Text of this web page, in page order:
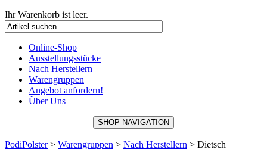
Ihr Warenkorb ist leer.
Online-Shop
Ausstellungsstücke
Nach Herstellern
Warengruppen
Angebot anfordern!
Über Uns
SHOP NAVIGATION
PodiPolster> Warengruppen > Nach Herstellern > Dietsch